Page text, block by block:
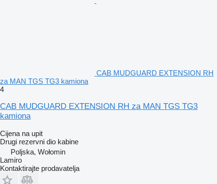
CAB MUDGUARD EXTENSION RH
za MAN TGS TG3 kamiona
4
CAB MUDGUARD EXTENSION RH za MAN TGS TG3
kamiona
Cijena na upit
Drugi rezervni dio kabine
Poljska, Wołomin
Lamiro
Kontaktirajte prodavatelja